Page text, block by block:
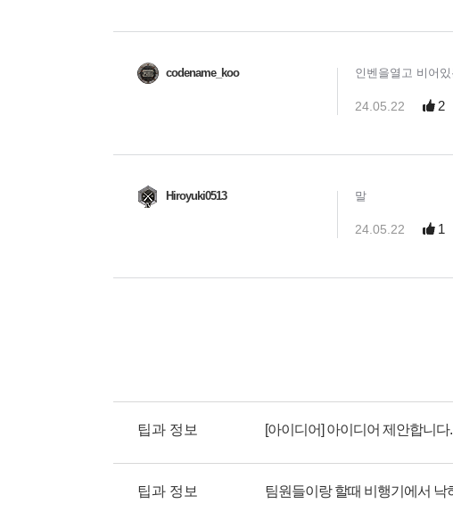
팁과 정보 [아이디어] 아이디어 제안합니다.
팁과 정보